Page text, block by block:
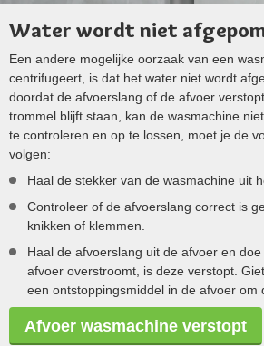
Water wordt niet
Een andere mogelijke oorzaak van een
centrifugeert, is dat het water niet wordt
doordat de afvoerslang of de afvoer
trommel blijft staan, kan de wasmachine
te controleren en op te lossen, moet je de
volgen:
Haal de stekker van de wasmachine uit
Controleer of de afvoerslang correct is
knikken of klemmen.
Haal de afvoerslang uit de afvoer en
afvoer overstroomt, is deze verstopt.
een ontstoppingsmiddel in de afvoer om
Afvoer wasmachine verstopt